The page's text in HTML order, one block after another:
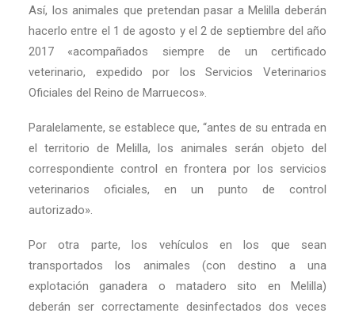
Así, los animales que pretendan pasar a Melilla deberán
hacerlo entre el 1 de agosto y el 2 de septiembre del año
2017 «acompañados siempre de un certificado
veterinario, expedido por los Servicios Veterinarios
Oficiales del Reino de Marruecos».
Paralelamente, se establece que, “antes de su entrada en
el territorio de Melilla, los animales serán objeto del
correspondiente control en frontera por los servicios
veterinarios oficiales, en un punto de control
autorizado».
Por otra parte, los vehículos en los que sean
transportados los animales (con destino a una
explotación ganadera o matadero sito en Melilla)
deberán ser correctamente desinfectados dos veces